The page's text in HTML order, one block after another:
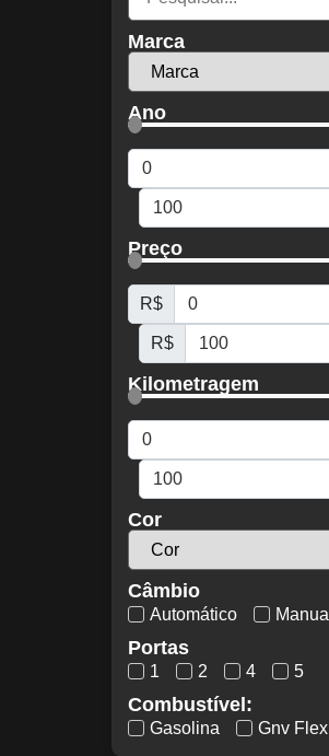
Marca
Ano
Preço
R$
R$
Kilometragem
Cor
Câmbio
Automático Manual
Portas
1 2 4 5
Combustível:
Gasolina Gnv Flex